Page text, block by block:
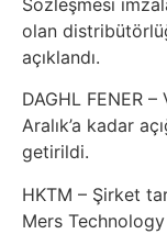
Sözleşmesi
olan
açıklandı.
DAGHL FENER
Aralık’a kadar
getirildi.
HKTM – Şirket
Mers